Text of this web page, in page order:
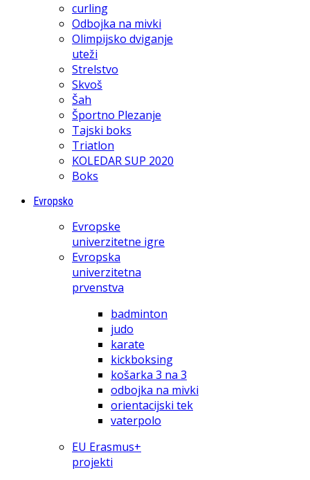
curling
Odbojka na mivki
Olimpijsko dviganje
uteži
Strelstvo
Skvoš
Šah
Športno Plezanje
Tajski boks
Triatlon
KOLEDAR SUP 2020
Boks
Evropsko
Evropske
univerzitetne igre
Evropska
univerzitetna
prvenstva
badminton
judo
karate
kickboksing
košarka 3 na 3
odbojka na mivki
orientacijski tek
vaterpolo
EU Erasmus+
projekti